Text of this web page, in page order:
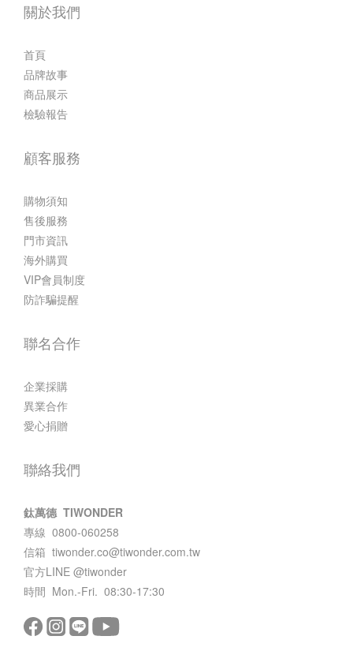
關於我們
首頁
品牌故事
商品展示
檢驗報告
顧客服務
購物須知
售後服務
門市資訊
海外購買
VIP會員制度
防詐騙提醒
聯名合作
企業採購
異業合作
愛心捐贈
聯絡我們
鈦萬德 TIWONDER
專線 0800-060258
信箱 tiwonder.co@tiwonder.com.tw
官方LINE @tiwonder
時間 Mon.-Fri. 08:30-17:30